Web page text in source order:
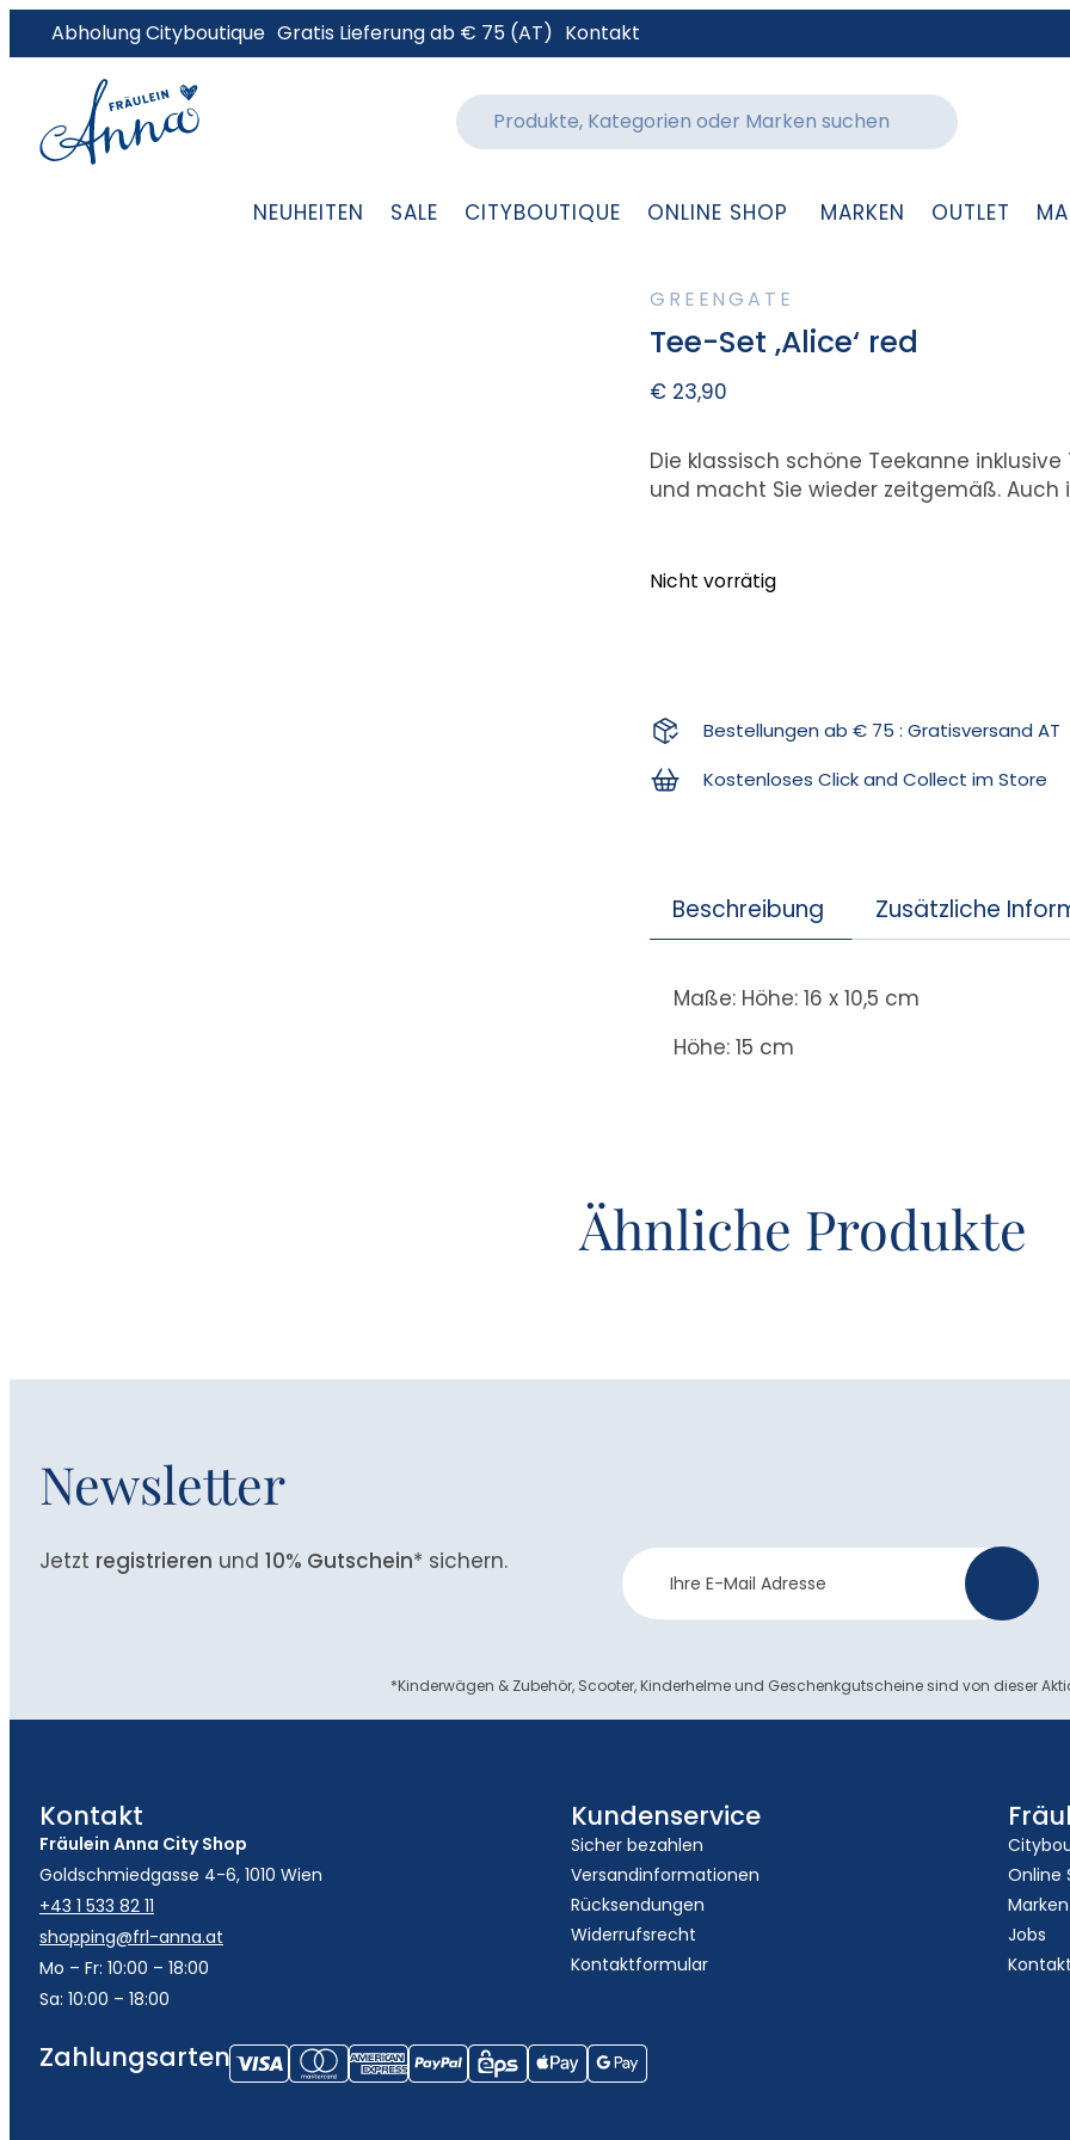
Abholung Cityboutique Gratis Lieferung ab € 75 (AT) Kontakt
NEUHEITEN SALE CITYBOUTIQUE ONLINE SHOP MARKEN OUTLET
GREENGATE
Tee-Set ‚Alice‘ red
€ 23,90
Die klassisch schöne Teekanne
und macht Sie wieder zeitgemäß. Auch
Nicht vorrätig
Bestellungen ab € 75 : Gratisversand AT
Kostenloses Click and Collect im Store
Beschreibung Zusätzliche
Maße: Höhe: 16 x 10,5 cm
Höhe: 15 cm
Ähnliche Produkte
Newsletter
Jetzt registrieren und 10% Gutschein* sichern.
Newsletter
Anmeldung
*Kinderwägen & Zubehör, Scooter, Kinderhelme und Geschenkgutscheine sind von dieser
Kontakt
Fräulein Anna City Shop
Goldschmiedgasse 4-6, 1010 Wien
+43 1 533 82 11
shopping@frl-anna.at
Mo – Fr: 10:00 – 18:00
Sa: 10:00 – 18:00
Kundenservice
Sicher bezahlen
Versandinformationen
Rücksendungen
Widerrufsrecht
Kontaktformular
Online
Marken
Jobs
Kontakt
Zahlungsarten